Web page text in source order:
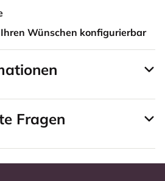
Wünschen konfigurierbar
Fragen